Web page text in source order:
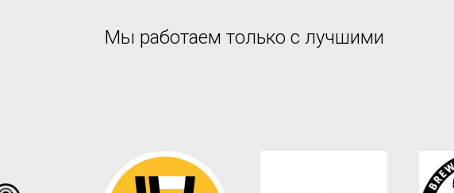
Мы работаем только с лучшими